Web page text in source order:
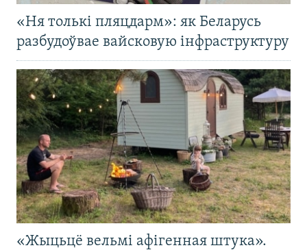
«Ня толькі пляцдарм»: як Беларусь
разбудоўвае вайсковую інфраструктуру
«Жыцьцё вельмі афігенная штука».